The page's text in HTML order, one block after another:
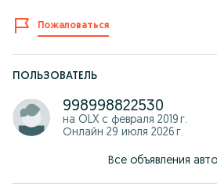
Пожаловаться
ПОЛЬЗОВАТЕЛЬ
998998822530
на OLX с февраля 2019 г.
Онлайн 29 июля 2026 г.
Все объявления